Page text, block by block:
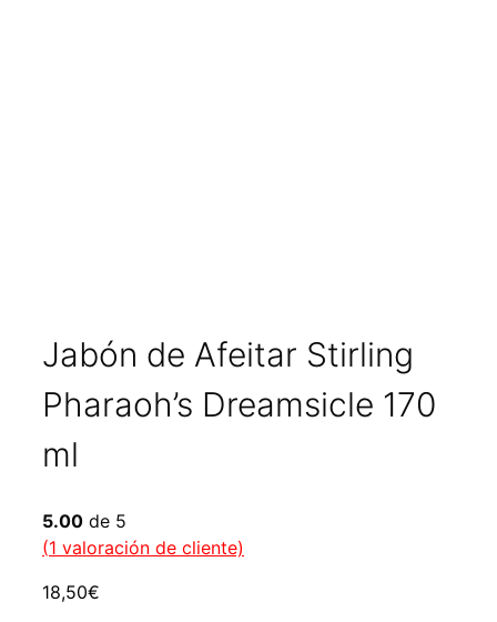
Jabón de Afeitar Stirling
Pharaoh’s Dreamsicle 170
ml
5.00 de 5
(1 valoración de cliente)
18,50€